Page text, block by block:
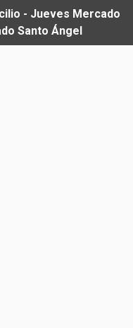
- Jueves Mercado
Santo Ángel